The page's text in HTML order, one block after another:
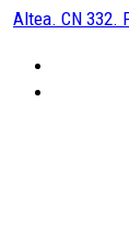
Altea. CN 332.